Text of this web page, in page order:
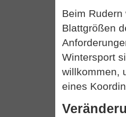
Beim
Blattgrößen
Wintersport
willkommen,
eines